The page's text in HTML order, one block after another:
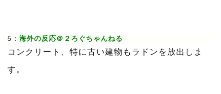
5： 海外の反応＠２ろぐちゃんねる
コンクリート、特に古い建物もラドンを放出しま
す。